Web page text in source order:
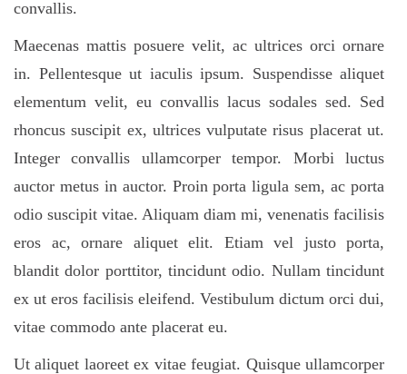
convallis.
Maecenas mattis posuere velit, ac ultrices orci ornare
in. Pellentesque ut iaculis ipsum. Suspendisse aliquet
elementum velit, eu convallis lacus sodales sed. Sed
rhoncus suscipit ex, ultrices vulputate risus placerat ut.
Integer convallis ullamcorper tempor. Morbi luctus
auctor metus in auctor. Proin porta ligula sem, ac porta
odio suscipit vitae. Aliquam diam mi, venenatis facilisis
eros ac, ornare aliquet elit. Etiam vel justo porta,
blandit dolor porttitor, tincidunt odio. Nullam tincidunt
ex ut eros facilisis eleifend. Vestibulum dictum orci dui,
vitae commodo ante placerat eu.
Ut aliquet laoreet ex vitae feugiat. Quisque ullamcorper